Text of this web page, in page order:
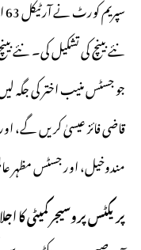
نئے بینچ کی تشکیل کی۔ نئے
جو جسٹس منیب اختر کی
قاضی فائز عیسیٰ کریں گے،
مندوخیل، اور جسٹس مظہر
پریکٹس پروسیجر کمیٹی کا